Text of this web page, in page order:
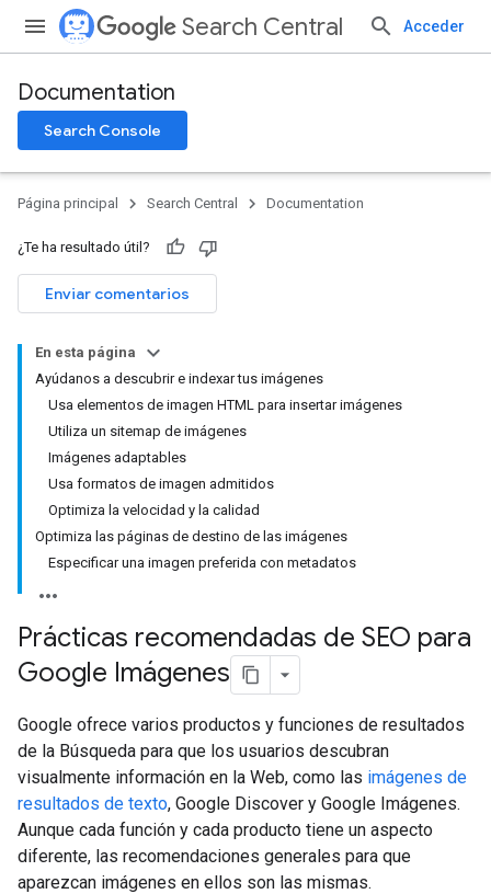
Search Central Acceder
Documentation
Search Console
Página principal Search Central Documentation
¿Te ha resultado útil?
Enviar comentarios
En esta página
Ayúdanos a descubrir e indexar tus imágenes
Usa elementos de imagen HTML para insertar imágenes
Utiliza un sitemap de imágenes
Imágenes adaptables
Usa formatos de imagen admitidos
Optimiza la velocidad y la calidad
Optimiza las páginas de destino de las imágenes
Especificar una imagen preferida con metadatos
Prácticas recomendadas de SEO para
Google Imágenes
Google ofrece varios productos y funciones de resultados
de la Búsqueda para que los usuarios descubran
visualmente información en la Web, como las imágenes de
resultados de texto, Google Discover y Google Imágenes.
Aunque cada función y cada producto tiene un aspecto
diferente, las recomendaciones generales para que
aparezcan imágenes en ellos son las mismas.